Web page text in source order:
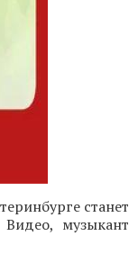
станет
музыкант